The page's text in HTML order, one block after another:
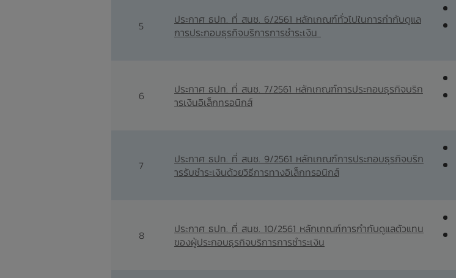
5
ประกาศ ธปท. ที่ สนช. 6/2561 หลักเกณฑ์ทั่วไปในการกำกับดูแล
การประกอบธุรกิจบริการการชำระเงิน
6
ประกาศ ธปท. ที่ สนช. 7/2561 หลักเกณฑ์การประกอบธุรกิจบริก
ารเงินอิเล็กทรอนิกส์
7
ประกาศ ธปท. ที่ สนช. 9/2561 หลักเกณฑ์การประกอบธุรกิจบริก
ารรับชำระเงินด้วยวิธีการทางอิเล็กทรอนิกส์
8
ประกาศ ธปท. ที่ สนช. 10/2561 หลักเกณฑ์การกำกับดูแลตัวแทน
ของผู้ประกอบธุรกิจบริการการชำระเงิน